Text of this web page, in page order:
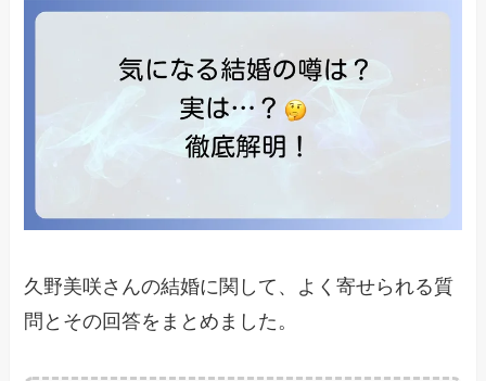
久野美咲さんの結婚に関して、よく寄せられる質
問とその回答をまとめました。